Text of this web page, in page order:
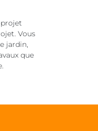
Vous
jardin,
que